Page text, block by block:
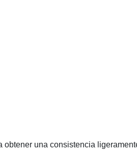
obtener una consistencia